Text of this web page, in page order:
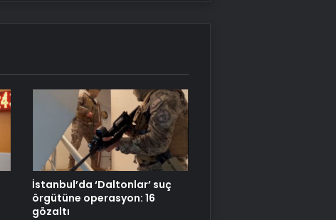
Kirpiklerde Etkili Sonuçlar
Datahost İle Güvenilir Sunucu
Hizmetleri
İstanbul’da ‘Daltonlar’ suç
örgütüne operasyon: 16
gözaltı